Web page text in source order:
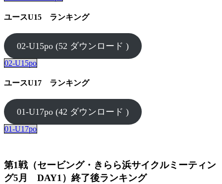
ユースU15 ランキング
02-U15po (52 ダウンロード )
02-U15po
ユースU17 ランキング
01-U17po (42 ダウンロード )
01-U17po
第1戦（セービング・きらら浜サイクルミーティン
グ5月 DAY1）終了後ランキング